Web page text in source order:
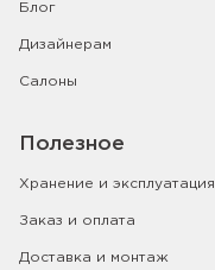
Блог
Дизайнерам
Салоны
Полезное
Хранение и эксплуатация
Заказ и оплата
Доставка и монтаж